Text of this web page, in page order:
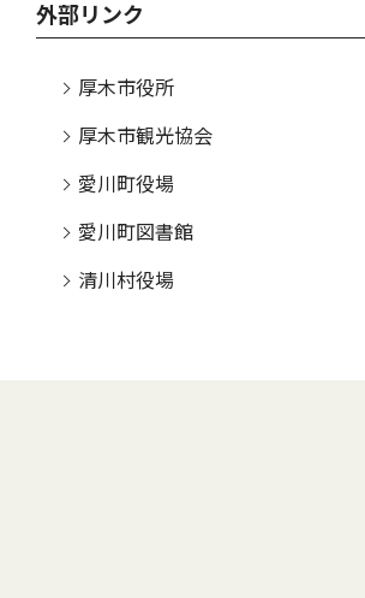
外部リンク
厚木市役所
厚木市観光協会
愛川町役場
愛川町図書館
清川村役場